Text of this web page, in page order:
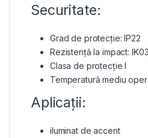
Securitate:
Grad de protecție: ΙΡ22
Rezistență la impact: IK03
Clasa de protecție I
Temperatură mediu
Aplicații:
iluminat de accent